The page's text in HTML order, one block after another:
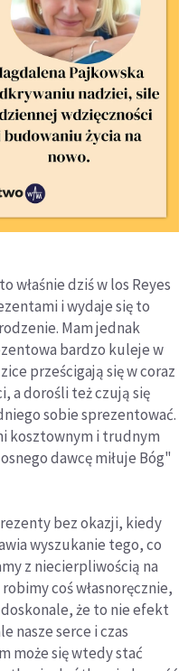
właśnie dziś w los Reyes
i wydaje się to
Mam jednak
bardzo kuleje w
prześcigają się w coraz
a dorośli też czują się
sobie sprezentować.
kosztownym i trudnym
dawcę miłuje Bóg"
bez okazji, kiedy
wyszukanie tego, co
z niecierpliwością na
coś własnoręcznie,
doskonale, że to nie efekt
nasze serce i czas
może się wtedy stać